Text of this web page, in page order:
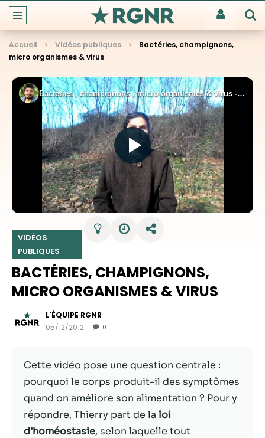
Accueil Vidéos publiques
Bactéries, champignons,
micro organismes & virus
VIDÉOS
PUBLIQUES
BACTÉRIES, CHAMPIGNONS,
MICRO ORGANISMES & VIRUS
L'ÉQUIPE RGNR
05/12/2012
0
Cette vidéo pose une question centrale :
pourquoi le corps produit-il des symptômes
quand on améliore son alimentation ? Pour y
répondre, Thierry part de la loi
d’homéostasie, selon laquelle tout
Nécessaire